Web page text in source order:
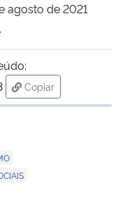
agosto de 2021
Copiar
para área de